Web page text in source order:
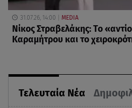
Τελευταία Νέα
31.07.26, 14:00 MEDIA
Νίκος Στραβελάκης: Το
Καραμήτρου και το